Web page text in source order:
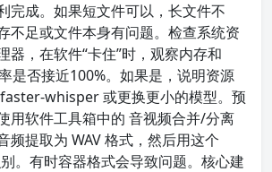
完成。如果短文件可以，长文件不
不足或文件本身有问题。检查系统资
器，在软件“卡住”时，观察内存和
是否接近100%。如果是，说明资源
whisper 或更换更小的模型。预
用软件工具箱中的 音视频合并/分离
频提取为 WAV 格式，然后用这个
。有时容器格式会导致问题。核心建